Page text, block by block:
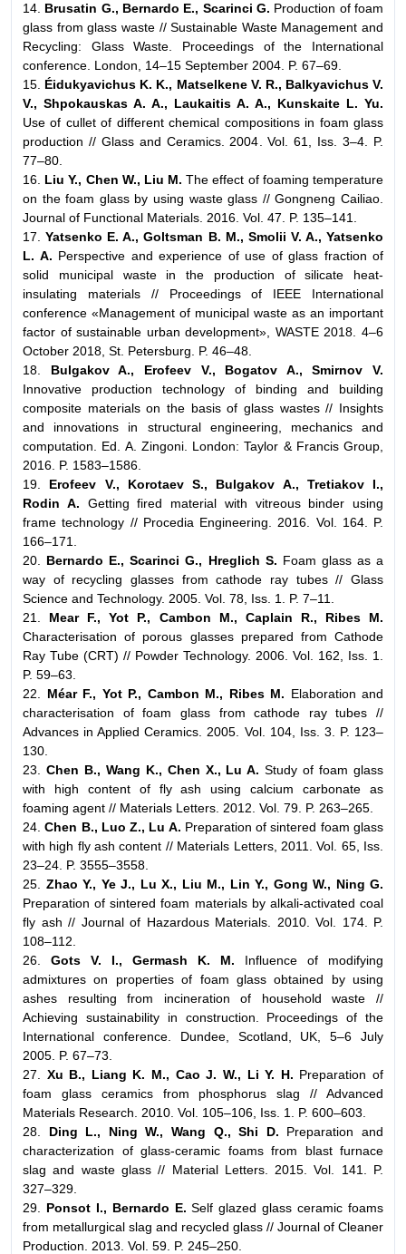
14. Brusatin G., Bernardo E., Scarinci G. Production of foam
glass from glass waste // Sustainable Waste Management and
Recycling: Glass Waste. Proceedings of the International
conference. London, 14–15 September 2004. P. 67–69.
15. Éidukyavichus K. K., Matselkene V. R., Balkyavichus V.
V., Shpokauskas A. A., Laukaitis A. A., Kunskaite L. Yu.
Use of cullet of different chemical compositions in foam glass
production // Glass and Ceramics. 2004. Vol. 61, Iss. 3–4. P.
77–80.
16. Liu Y., Chen W., Liu M. The effect of foaming temperature
on the foam glass by using waste glass // Gongneng Cailiao.
Journal of Functional Materials. 2016. Vol. 47. P. 135–141.
17.Yatsenko E. A., Goltsman B. M., Smolii V. A., Yatsenko
L. A. Perspective and experience of use of glass fraction of
solid municipal waste in the production of silicate heat-
insulating materials // Proceedings of IEEE International
conference «Management of municipal waste as an important
factor of sustainable urban development», WASTE 2018. 4–6
October 2018, St. Petersburg. P. 46–48.
18. Bulgakov A., Erofeev V., Bogatov A., Smirnov V.
Innovative production technology of binding and building
composite materials on the basis of glass wastes // Insights
and innovations in structural engineering, mechanics and
computation. Ed. A. Zingoni. London: Taylor & Francis Group,
2016. P. 1583–1586.
19. Erofeev V., Korotaev S., Bulgakov A., Tretiakov I.,
Rodin A. Getting fired material with vitreous binder using
frame technology // Procedia Engineering. 2016. Vol. 164. P.
166–171.
20. Bernardo E., Scarinci G., Hreglich S. Foam glass as a
way of recycling glasses from cathode ray tubes // Glass
Science and Technology. 2005. Vol. 78, Iss. 1. P. 7–11.
21. Mear F., Yot P., Cambon M., Caplain R., Ribes M.
Characterisation of porous glasses prepared from Cathode
Ray Tube (CRT) // Powder Technology. 2006. Vol. 162, Iss. 1.
P. 59–63.
22. Méar F., Yot P., Cambon M., Ribes M. Elaboration and
characterisation of foam glass from cathode ray tubes //
Advances in Applied Ceramics. 2005. Vol. 104, Iss. 3. P. 123–
130.
23. Chen B., Wang K., Chen X., Lu A. Study of foam glass
with high content of fly ash using calcium carbonate as
foaming agent // Materials Letters. 2012. Vol. 79. P. 263–265.
24.Chen B., Luo Z., Lu A. Preparation of sintered foam glass
with high fly ash content // Materials Letters, 2011. Vol. 65, Iss.
23–24. P. 3555–3558.
25. Zhao Y., Ye J., Lu X., Liu M., Lin Y., Gong W., Ning G.
Preparation of sintered foam materials by alkali-activated coal
fly ash // Journal of Hazardous Materials. 2010. Vol. 174. P.
108–112.
26. Gots V. I., Germash K. M. Influence of modifying
admixtures on properties of foam glass obtained by using
ashes resulting from incineration of household waste //
Achieving sustainability in construction. Proceedings of the
International conference. Dundee, Scotland, UK, 5–6 July
2005. P. 67–73.
27. Xu B., Liang K. M., Cao J. W., Li Y. H. Preparation of
foam glass ceramics from phosphorus slag // Advanced
Materials Research. 2010. Vol. 105–106, Iss. 1. P. 600–603.
28. Ding L., Ning W., Wang Q., Shi D. Preparation and
characterization of glass-ceramic foams from blast furnace
slag and waste glass // Material Letters. 2015. Vol. 141. P.
327–329.
29. Ponsot I., Bernardo E. Self glazed glass ceramic foams
from metallurgical slag and recycled glass // Journal of Cleaner
Production. 2013. Vol. 59. P. 245–250.